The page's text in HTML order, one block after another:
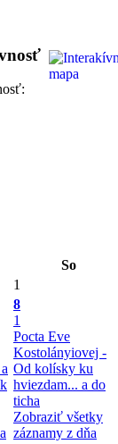
So
1
8
1
Pocta Eve
Kostolányiovej -
Od kolísky ku
hviezdam... a do
ticha
Zobraziť všetky
záznamy z dňa